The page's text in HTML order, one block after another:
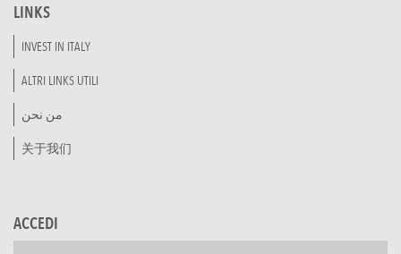
LINKS
INVEST IN ITALY
ALTRI LINKS UTILI
من نحن
关于我们
ACCEDI